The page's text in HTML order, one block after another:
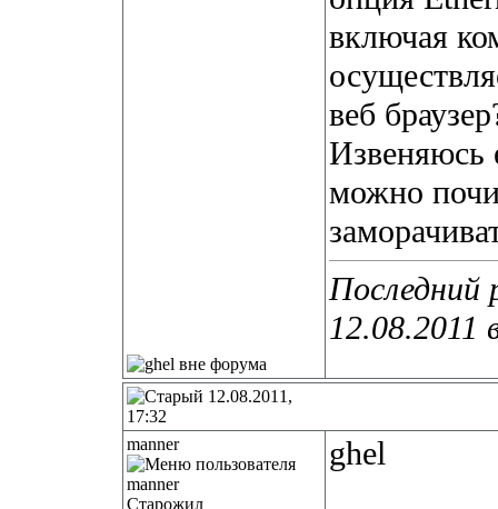
включая
веб
Извеняюсь
можно
Последний
12.08.2011
12.08.2011,
17:32
manner
Старожил
ghel